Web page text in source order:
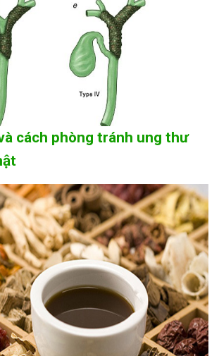
cách phòng tránh ung thư